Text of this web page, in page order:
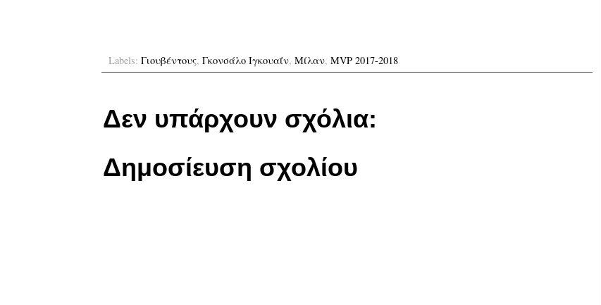
Labels: Γιουβέντους, Γκονσάλο Ιγκουαΐν, Μίλαν, MVP 2017-2018
Δεν υπάρχουν σχόλια:
Δημοσίευση σχολίου